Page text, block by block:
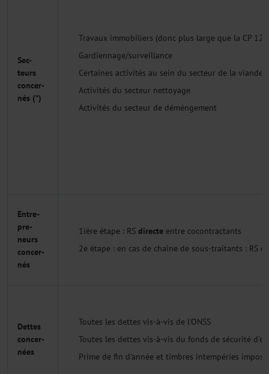
Sec-
teurs
concer-
nés (*)
Travaux immobiliers (donc plus large que la CP
Gardiennage/surveillance
Certaines activités au sein du secteur de la viande
Activités du secteur nettoyage
Activités du secteur de déméngement
Entre-
pre-
neurs
concer-
nés
1ière étape : RS directe entre cocontractants
2e étape : en cas de chaîne de sous-traitants : RS
Dettes
concer-
nées
Toutes les dettes vis-à-vis de l'ONSS
Toutes les dettes vis-à-vis du fonds de sécurité
Prime de fin d'année et timbres intempéries